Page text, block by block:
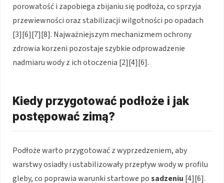
porowatość i zapobiega zbijaniu się podłoża, co sprzyja
przewiewności oraz stabilizacji wilgotności po opadach
[3][6][7][8]. Najważniejszym mechanizmem ochrony
zdrowia korzeni pozostaje szybkie odprowadzenie
nadmiaru wody z ich otoczenia [2][4][6].
Kiedy przygotować podłoże i jak
postępować zimą?
Podłoże warto przygotować z wyprzedzeniem, aby
warstwy osiadły i ustabilizowały przepływ wody w profilu
gleby, co poprawia warunki startowe posadzeniu [4][6].